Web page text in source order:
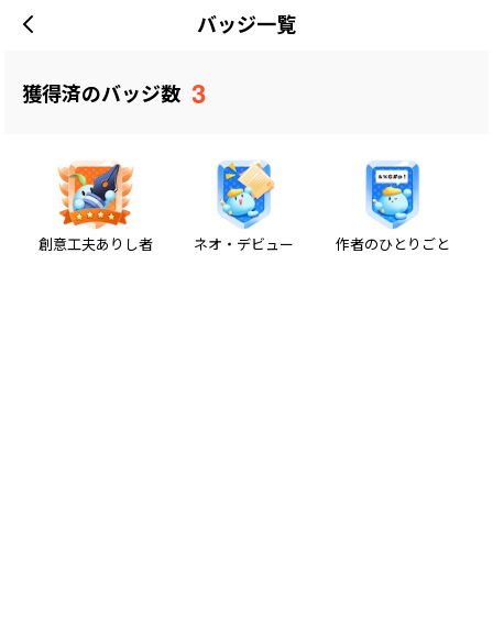
バッジ一覧
獲得済のバッジ数 3
創意工夫ありし者 ネオ・デビュー 作者のひとりごと